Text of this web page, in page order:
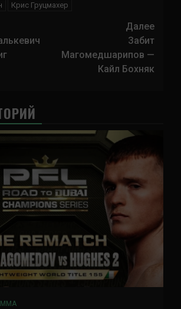
Крис Груцмахер
Далее
Забит
Магомедшарипов —
Кайл Бохняк
ММА